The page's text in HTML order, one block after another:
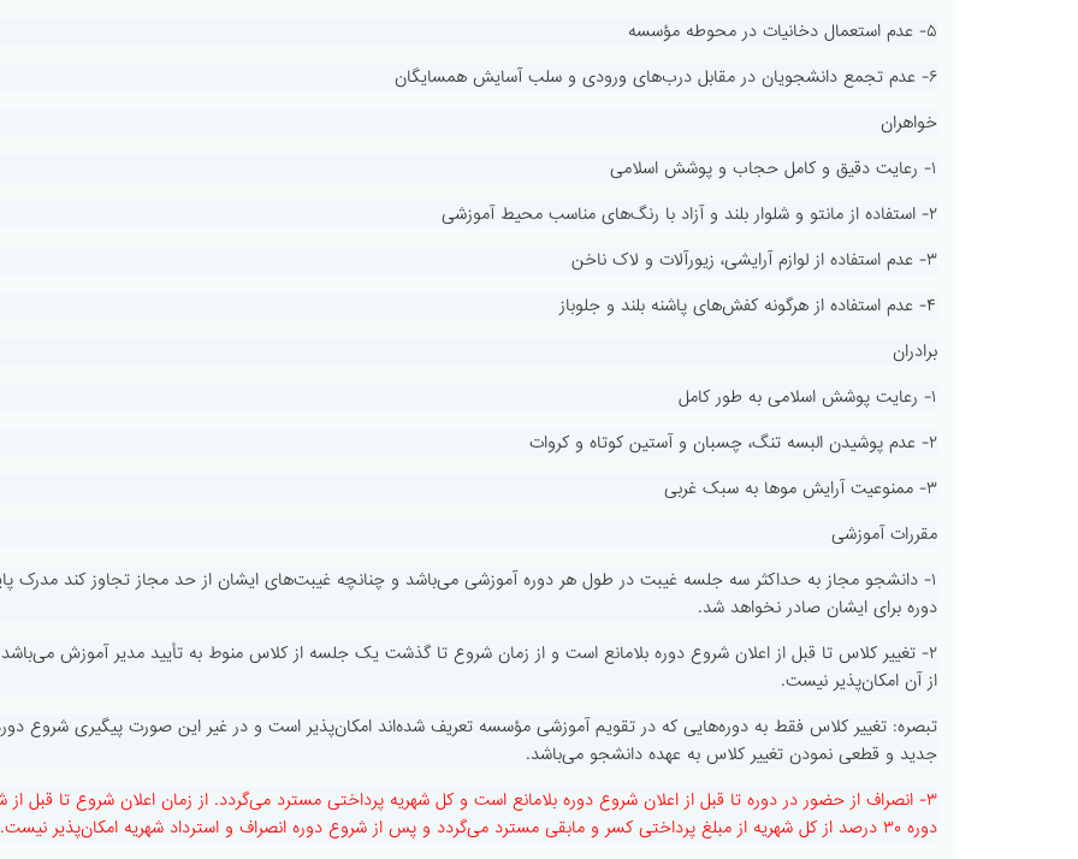
۵- عدم استعمال دخانیات در محوطه مؤسسه
۶- عدم تجمع دانشجویان در مقابل درب‌های ورودی و سلب آسایش همسایگان
خواهران
۱- رعایت دقیق و کامل حجاب و پوشش اسلامی
۲- استفاده از مانتو و شلوار بلند و آزاد با رنگ‌های مناسب محیط آموزشی
۳- عدم استفاده از لوازم آرایشی، زیورآلات و لاک ناخن
۴- عدم استفاده از هرگونه کفش‌های پاشنه بلند و جلوباز
برادران
۱- رعایت پوشش اسلامی به طور کامل
۲- عدم پوشیدن البسه تنگ، چسبان و آستین کوتاه و کروات
۳- ممنوعیت آرایش موها به سبک غربی
مقررات آموزشی
۱- دانشجو مجاز به حداکثر سه جلسه غیبت در طول هر دوره آموزشی می‌باشد و چنانچه غیبت‌های ایشان از حد مجاز تجاوز کند مدرک
دوره برای ایشان صادر نخواهد شد.
۲- تغییر کلاس تا قبل از اعلان شروع دوره بلامانع است و از زمان شروع تا گذشت یک جلسه از کلاس منوط به تأیید مدیر آموزش
از آن امکان‌پذیر نیست.
تبصره: تغییر کلاس فقط به دوره‌هایی که در تقویم آموزشی مؤسسه تعریف شده‌اند امکان‌پذیر است و در غیر این صورت پیگیری شروع
جدید و قطعی نمودن تغییر کلاس به عهده دانشجو می‌باشد.
۳- انصراف از حضور در دوره تا قبل از اعلان شروع دوره بلامانع است و کل شهریه پرداختی مسترد می‌گردد. از زمان اعلان شروع تا قبل از
دوره ۳۰ درصد از کل شهریه از مبلغ پرداختی کسر و مابقی مسترد می‌گردد و پس از شروع دوره انصراف و استرداد شهریه امکان‌پذیر نیست.